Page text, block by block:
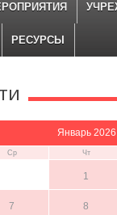
РЕСУРСЫ
Январь 2026
Ср Чт
1
7 8